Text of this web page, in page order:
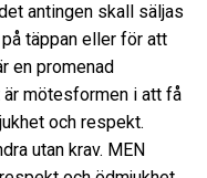
antingen skall säljas
täppan eller för att
en promenad
mötesformen i att få
och respekt.
utan krav. MEN